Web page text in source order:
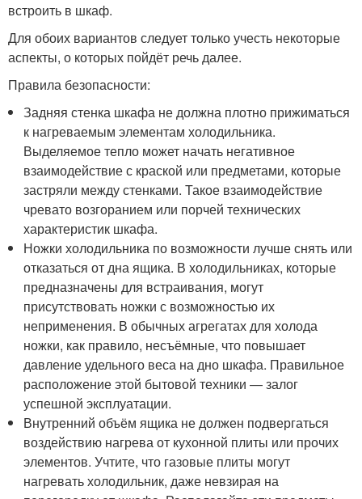
встроить в шкаф.
Для обоих вариантов следует только учесть некоторые
аспекты, о которых пойдёт речь далее.
Правила безопасности:
Задняя стенка шкафа не должна плотно прижиматься
к нагреваемым элементам холодильника.
Выделяемое тепло может начать негативное
взаимодействие с краской или предметами, которые
застряли между стенками. Такое взаимодействие
чревато возгоранием или порчей технических
характеристик шкафа.
Ножки холодильника по возможности лучше снять или
отказаться от дна ящика. В холодильниках, которые
предназначены для встраивания, могут
присутствовать ножки с возможностью их
неприменения. В обычных агрегатах для холода
ножки, как правило, несъёмные, что повышает
давление удельного веса на дно шкафа. Правильное
расположение этой бытовой техники — залог
успешной эксплуатации.
Внутренний объём ящика не должен подвергаться
воздействию нагрева от кухонной плиты или прочих
элементов. Учтите, что газовые плиты могут
нагревать холодильник, даже невзирая на